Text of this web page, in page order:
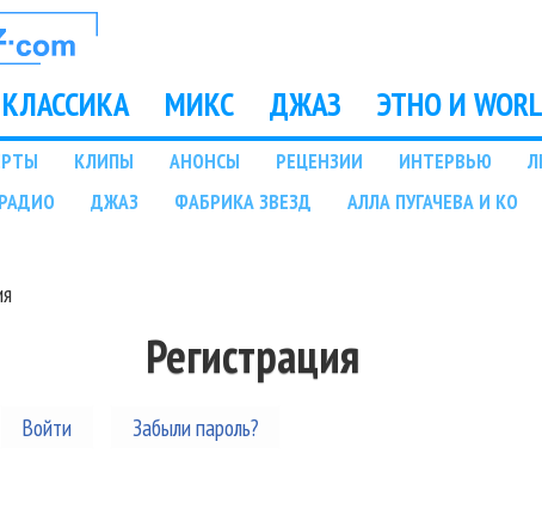
КЛАССИКА МИКС ДЖАЗ ЭТНО И
КЛИПЫ АНОНСЫ РЕЦЕНЗИИ ИНТЕРВЬЮ
ДЖАЗ ФАБРИКА ЗВЕЗД АЛЛА ПУГАЧЕВА И КО
Регистрация
вкладка)
Войти Забыли пароль?